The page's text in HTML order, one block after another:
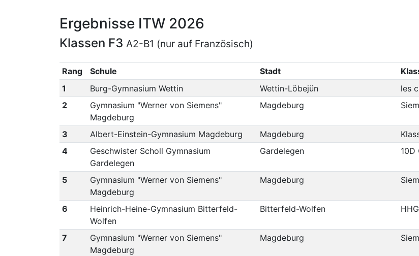
Ergebnisse ITW 2026
Klassen F3 A2-B1 (nur auf Französisch)
Rang Schule Stadt
1
Burg-Gymnasium Wettin Wettin-Löbejün les
2
Gymnasium "Werner von Siemens"
Magdeburg
Magdeburg
3 Albert-Einstein-Gymnasium Magdeburg Magdeburg
4
Geschwister Scholl Gymnasium
Gardelegen
Gardelegen 10D
5
Gymnasium "Werner von Siemens"
Magdeburg
Magdeburg
6
Heinrich-Heine-Gymnasium Bitterfeld-
Wolfen
Bitterfeld-Wolfen
7
Gymnasium "Werner von Siemens"
Magdeburg
Magdeburg